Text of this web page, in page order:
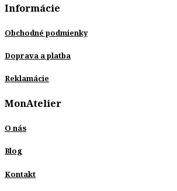
Informácie
Obchodné podmienky
Doprava a platba
Reklamácie
MonAtelier
O nás
Blog
Kontakt